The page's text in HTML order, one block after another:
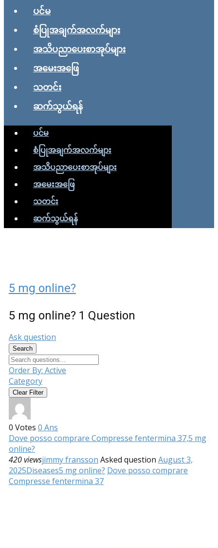
ပင်မ
စံပြုအချက်အလက်များ
အသိပညာပေးစာအုပ်များ
အမေးအဖြေ
သတင်း
ဆက်သွယ်ရန်
ပင်မ
စံပြုအချက်အလက်များ
အသိပညာပေးစာအုပ်များ
အမေးအဖြေ
သတင်း
ဆက်သွယ်ရန်
5 mg online?
5 mg online? 1 Question
Ask question
Search
Order By: Active
Category
Clear Filter
0 Votes 0 Ans
Dove posso comprare Compresse fentermina 37,5 mg
online?
420 viewsjimmy fransson Asked question August 3,
2025Diseases5 mg online? Dove posso comprare
Compresse fentermina 37